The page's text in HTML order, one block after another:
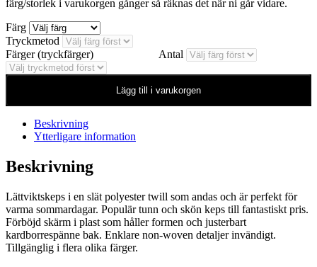
färg/storlek i varukorgen gånger så räknas det när ni går vidare.
Färg
Tryckmetod
Färger (tryckfärger)
Antal
Lägg till i varukorgen
Beskrivning
Ytterligare information
Beskrivning
Lättviktskeps i en slät polyester twill som andas och är perfekt för
varma sommardagar. Populär tunn och skön keps till fantastiskt pris.
Förböjd skärm i plast som håller formen och justerbart
kardborrespänne bak. Enklare non-woven detaljer invändigt.
Tillgänglig i flera olika färger.